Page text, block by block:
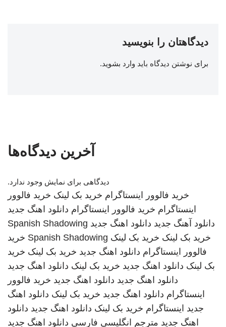
دیدگاهتان را بنویسید
برای نوشتن دیدگاه باید وارد بشوید.
آخرین دیدگاه‌ها
دیدگاهی برای نمایش وجود ندارد.
خرید فالوور اینستاگرام خرید بک لینک خرید فالوور
اینستاگرام خرید فالوور اینستاگرام دانلود اهنگ جدید
دانلود آهنگ جدید دانلود اهنگ جدید Spanish Shadowing
خرید بک لینک خرید بک لینک Spanish Shadowing خرید
فالوور اینستاگرام دانلود اهنگ جدید خرید بک لینک خرید
بک لینک دانلود اهنگ جدید خرید بک لینک دانلود اهنگ جدید
دانلود اهنگ جدید دانلود اهنگ جدید خرید فالوور
اینستاگرام دانلود اهنگ جدید خرید بک لینک دانلود اهنگ
جدید اینستاگرام خرید بک لینک دانلود اهنگ جدید دانلود
اهنگ جدید مترجم انگلیسی فارسی دانلود اهنگ جدید